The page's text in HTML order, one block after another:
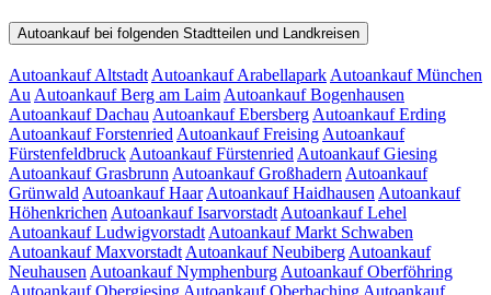
Autoankauf bei folgenden Stadtteilen und Landkreisen
Autoankauf Altstadt Autoankauf Arabellapark Autoankauf München
Au Autoankauf Berg am Laim Autoankauf Bogenhausen
Autoankauf Dachau Autoankauf Ebersberg Autoankauf Erding
Autoankauf Forstenried Autoankauf Freising Autoankauf
Fürstenfeldbruck Autoankauf Fürstenried Autoankauf Giesing
Autoankauf Grasbrunn Autoankauf Großhadern Autoankauf
Grünwald Autoankauf Haar Autoankauf Haidhausen Autoankauf
Höhenkrichen Autoankauf Isarvorstadt Autoankauf Lehel
Autoankauf Ludwigvorstadt Autoankauf Markt Schwaben
Autoankauf Maxvorstadt Autoankauf Neubiberg Autoankauf
Neuhausen Autoankauf Nymphenburg Autoankauf Oberföhring
Autoankauf Obergiesing Autoankauf Oberhaching Autoankauf